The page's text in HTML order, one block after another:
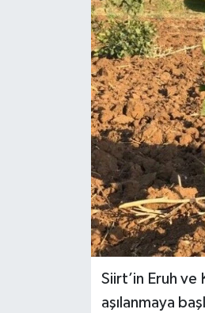
Siirt’in Eruh ve
aşılanmaya